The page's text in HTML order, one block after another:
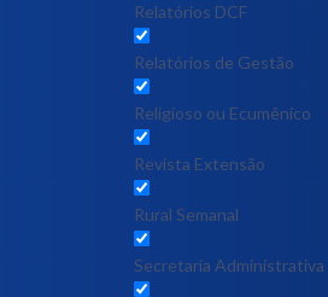
Relatórios DCF
Relatórios de Gestão
Religioso ou Ecumênico
Revista Extensão
Rural Semanal
Secretaria Administrativa